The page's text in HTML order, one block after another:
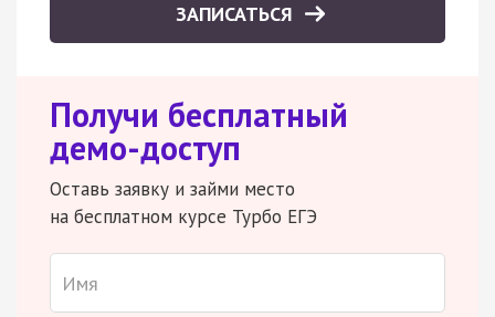
ЗАПИСАТЬСЯ
Получи бесплатный
демо-доступ
Оставь заявку и займи место
на бесплатном курсе Турбо ЕГЭ